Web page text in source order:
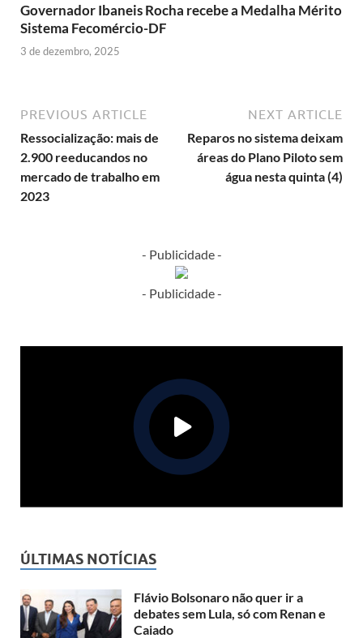
Governador Ibaneis Rocha recebe a Medalha Mérito
Sistema Fecomércio-DF
3 de dezembro, 2025
PREVIOUS ARTICLE
Ressocialização: mais de
2.900 reeducandos no
mercado de trabalho em
2023
NEXT ARTICLE
Reparos no sistema deixam
áreas do Plano Piloto sem
água nesta quinta (4)
- Publicidade -
- Publicidade -
ÚLTIMAS NOTÍCIAS
Flávio Bolsonaro não quer ir a
debates sem Lula, só com Renan e
Caiado